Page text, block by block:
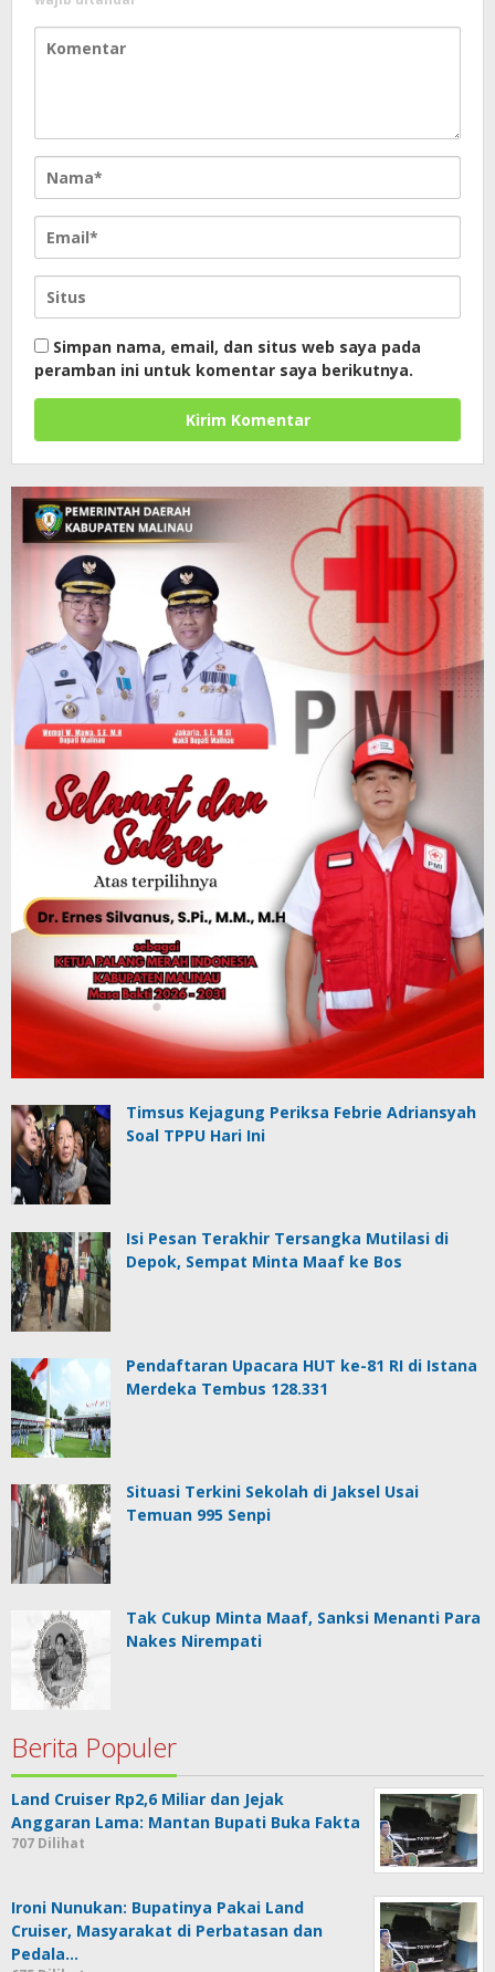
Simpan nama, email, dan situs web saya pada
peramban ini untuk komentar saya berikutnya.
Timsus Kejagung Periksa Febrie Adriansyah
Soal TPPU Hari Ini
Isi Pesan Terakhir Tersangka Mutilasi di
Depok, Sempat Minta Maaf ke Bos
Pendaftaran Upacara HUT ke-81 RI di Istana
Merdeka Tembus 128.331
Situasi Terkini Sekolah di Jaksel Usai
Temuan 995 Senpi
Tak Cukup Minta Maaf, Sanksi Menanti Para
Nakes Nirempati
Berita Populer
Land Cruiser Rp2,6 Miliar dan Jejak
Anggaran Lama: Mantan Bupati Buka Fakta
707 Dilihat
Ironi Nunukan: Bupatinya Pakai Land
Cruiser, Masyarakat di Perbatasan dan
Pedala…